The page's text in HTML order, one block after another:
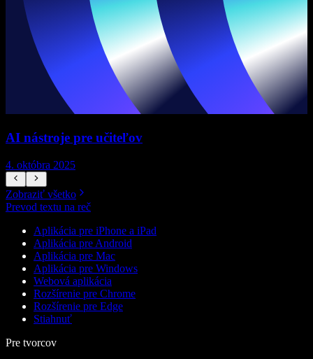
AI nástroje pre učiteľov
4. októbra 2025
Zobraziť všetko
Prevod textu na reč
Aplikácia pre iPhone a iPad
Aplikácia pre Android
Aplikácia pre Mac
Aplikácia pre Windows
Webová aplikácia
Rozšírenie pre Chrome
Rozšírenie pre Edge
Stiahnuť
Pre tvorcov